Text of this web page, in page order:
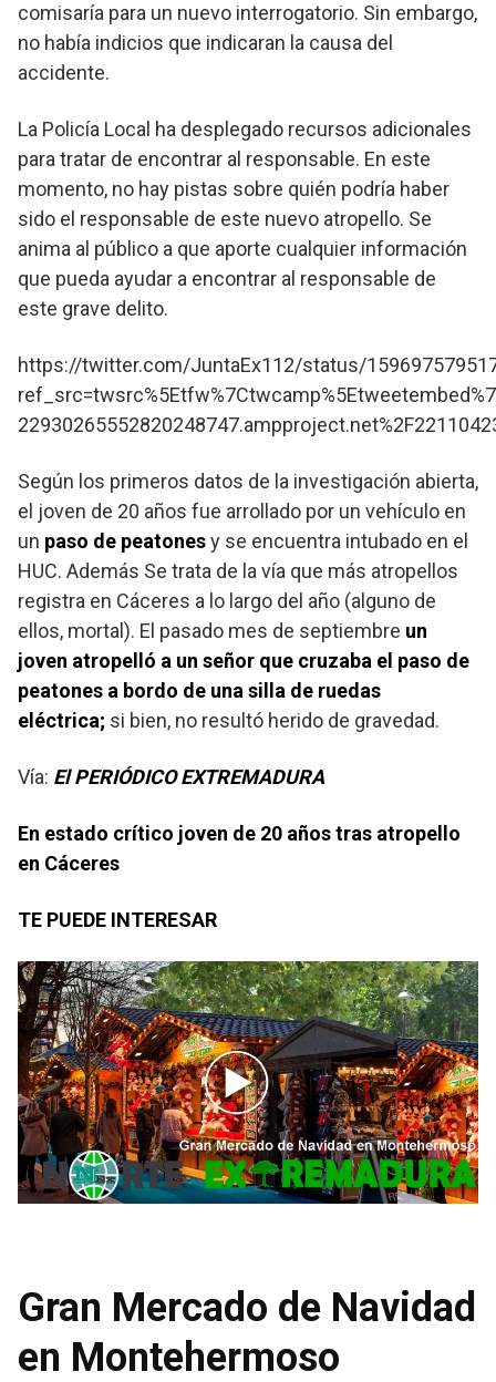
comisaría para un nuevo interrogatorio. Sin embargo,
no había indicios que indicaran la causa del
accidente.
La Policía Local ha desplegado recursos adicionales
para tratar de encontrar al responsable. En este
momento, no hay pistas sobre quién podría haber
sido el responsable de este nuevo atropello. Se
anima al público a que aporte cualquier información
que pueda ayudar a encontrar al responsable de
este grave delito.
https://twitter.com/JuntaEx112/status/
Según los primeros datos de la investigación abierta,
el joven de 20 años fue arrollado por un vehículo en
un paso de peatonesy se encuentra intubado en el
HUC. Además Se trata de la vía que más atropellos
registra en Cáceres a lo largo del año (alguno de
ellos, mortal). El pasado mes de septiembre un
joven atropelló a un señor que cruzaba el paso de
peatones a bordo de una silla de ruedas
eléctrica; si bien, no resultó herido de gravedad.
Vía: El PERIÓDICO EXTREMADURA
En estado crítico joven de 20 años tras atropello
en Cáceres
TE PUEDE INTERESAR
Gran Mercado de Navidad
en Montehermoso